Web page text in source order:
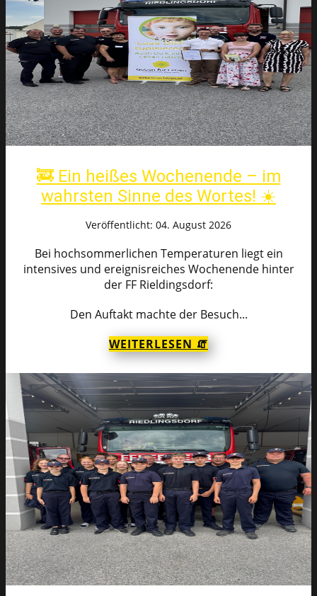
🚒 Ein heißes Wochenende – im
wahrsten Sinne des Wortes! ☀️
Veröffentlicht: 04. August 2026
Bei hochsommerlichen Temperaturen liegt ein
intensives und ereignisreiches Wochenende hinter
der FF Rieldingsdorf:
Den Auftakt machte der Besuch...
WEITERLESEN 🧯